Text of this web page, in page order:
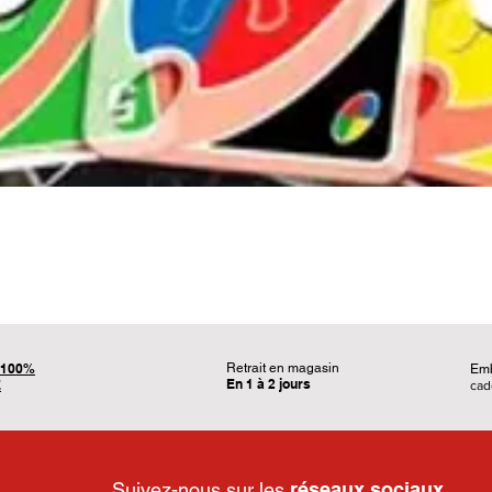
100%
Retrait en magasin
En 1 à 2 jours